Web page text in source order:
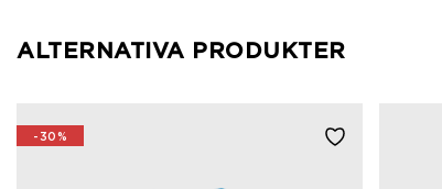
ALTERNATIVA PRODUKTER
-30%